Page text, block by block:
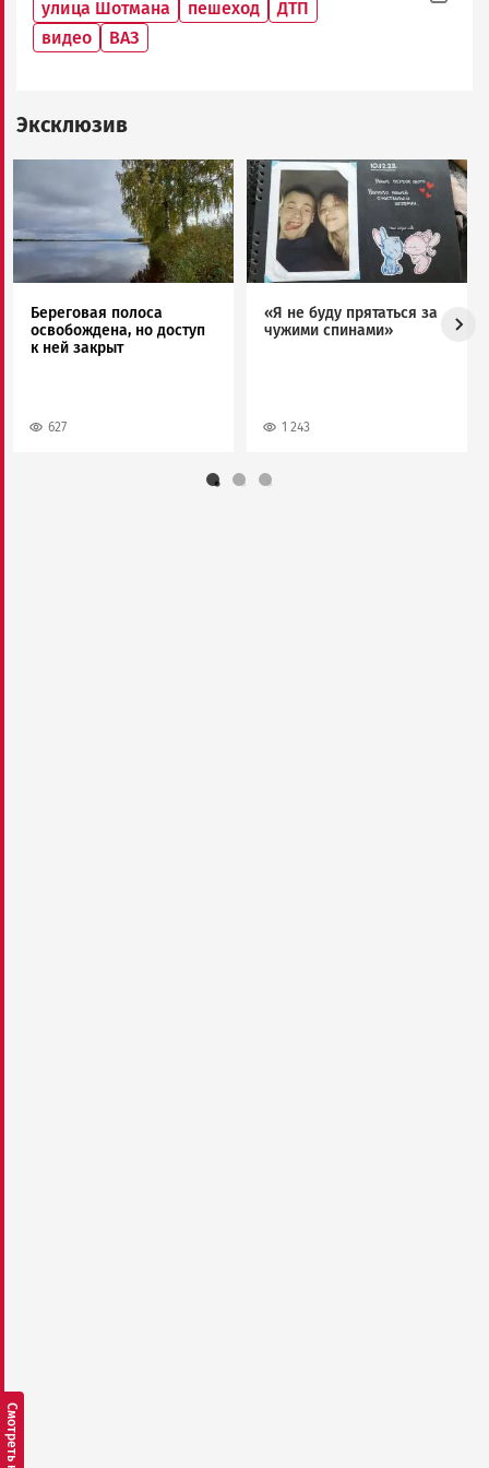
улица Шотмана
пешеход
ДТП
видео
ВАЗ
Эксклюзив
Береговая полоса
освобождена, но доступ
к ней закрыт
627
Image
«Я не буду прятаться за
чужими спинами»
1 243